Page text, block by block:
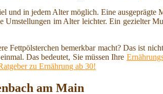
und in jedem Alter möglich. Eine ausgeprägte
im Alter leichter. Ein gezielter
Fettpölsterchen bemerkbar macht? Das ist
Das bedeutet, Sie müssen Ihre
zu Ernährung ab 30!
am Main